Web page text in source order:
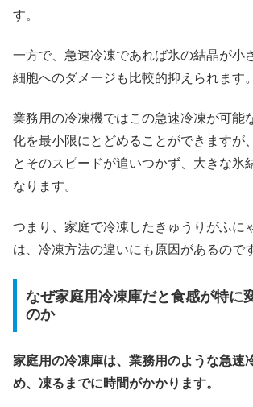
す。
一方で、急速冷凍であれば氷の結晶が小
細胞へのダメージも比較的抑えられます。
業務用の冷凍機ではこの急速冷凍が可能
化を最小限にとどめることができますが
とそのスピードが追いつかず、大きな氷
なります。
つまり、家庭で冷凍したきゅうりがふに
は、冷凍方法の違いにも原因があるので
なぜ家庭用冷凍庫だと食感が特に
のか
家庭用の冷凍庫は、業務用のような急速
め、凍るまでに時間がかかります。